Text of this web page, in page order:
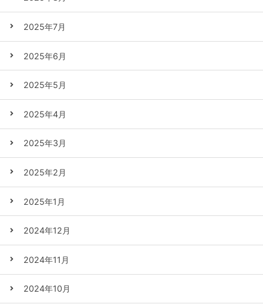
2025年7月
2025年6月
2025年5月
2025年4月
2025年3月
2025年2月
2025年1月
2024年12月
2024年11月
2024年10月